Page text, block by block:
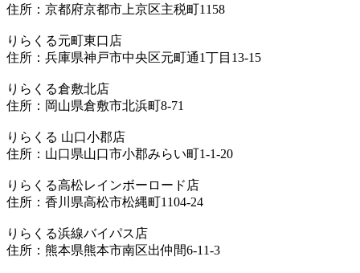
住所：京都府京都市上京区主税町1158
りらくる元町東口店
住所：兵庫県神戸市中央区元町通1丁目13-15
りらくる倉敷北店
住所：岡山県倉敷市北浜町8-71
りらくる 山口小郡店
住所：山口県山口市小郡みらい町1-1-20
りらくる高松レインボーロード店
住所：香川県高松市松縄町1104-24
りらくる浜線バイパス店
住所：熊本県熊本市南区出仲間6-11-3